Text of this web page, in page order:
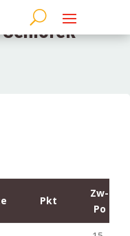
Pkt
Zw-
Po